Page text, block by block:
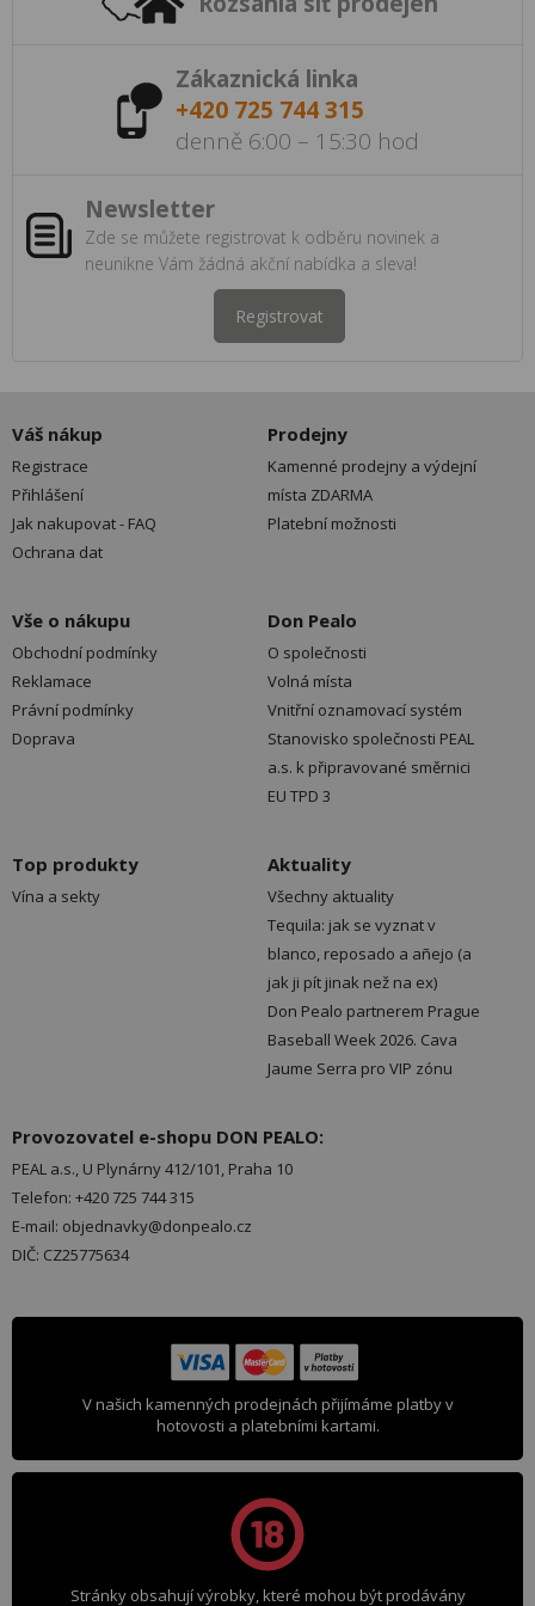
Zákaznická linka
+420 725 744 315
denně 6:00 – 15:30 hod
Newsletter
Zde se můžete registrovat k odběru novinek a
neunikne Vám žádná akční nabídka a sleva!
Registrovat
Váš nákup
Registrace
Přihlášení
Jak nakupovat - FAQ
Ochrana dat
Prodejny
Kamenné prodejny a výdejní
místa ZDARMA
Platební možnosti
Vše o nákupu
Obchodní podmínky
Reklamace
Právní podmínky
Doprava
Don Pealo
O společnosti
Volná místa
Vnitřní oznamovací systém
Stanovisko společnosti PEAL
a.s. k připravované směrnici
EU TPD 3
Top produkty
Vína a sekty
Aktuality
Všechny aktuality
Tequila: jak se vyznat v
blanco, reposado a añejo (a
jak ji pít jinak než na ex)
Don Pealo partnerem Prague
Baseball Week 2026. Cava
Jaume Serra pro VIP zónu
Provozovatel e-shopu DON PEALO:
PEAL a.s., U Plynárny 412/101, Praha 10
Telefon: +420 725 744 315
E-mail: objednavky@donpealo.cz
DIČ: CZ25775634
V našich kamenných prodejnách přijímáme platby v
hotovosti a platebními kartami.
Stránky obsahují výrobky, které mohou být prodávány